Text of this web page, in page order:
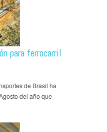
para ferrocarril
de Brasil ha
del año que